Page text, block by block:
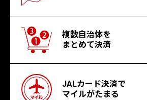
複数自治体を
まとめて決済
JALカード決済で
マイルがたまる